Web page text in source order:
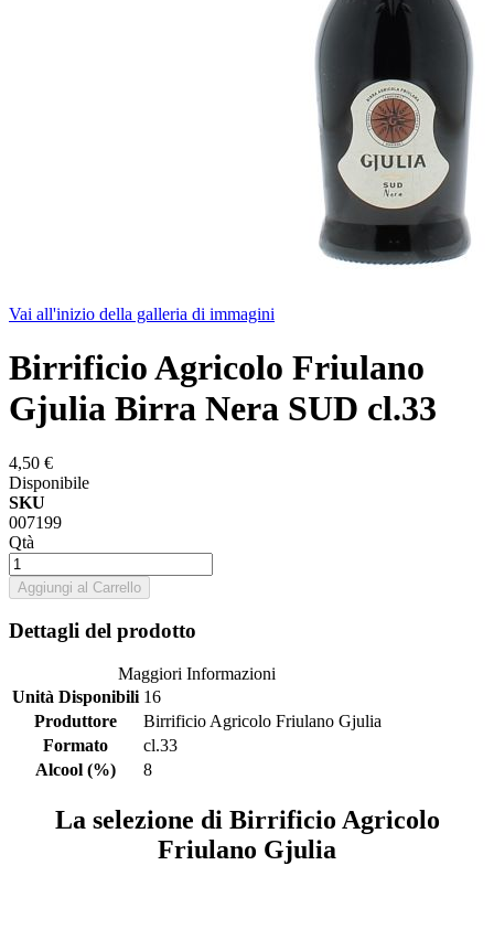
Vai all'inizio della galleria di immagini
Birrificio Agricolo Friulano
Gjulia Birra Nera SUD cl.33
4,50 €
Disponibile
SKU
007199
Qtà
Aggiungi al Carrello
Dettagli del prodotto
Maggiori Informazioni
Unità Disponibili 16
Produttore
Birrificio Agricolo Friulano Gjulia
Formato
cl.33
Alcool (%)
8
La selezione di Birrificio Agricolo
Friulano Gjulia